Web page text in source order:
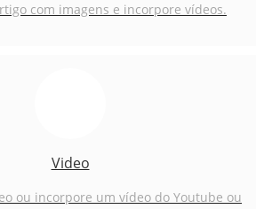
com imagens e incorpore vídeos.
Video
ou incorpore um vídeo do Youtube ou